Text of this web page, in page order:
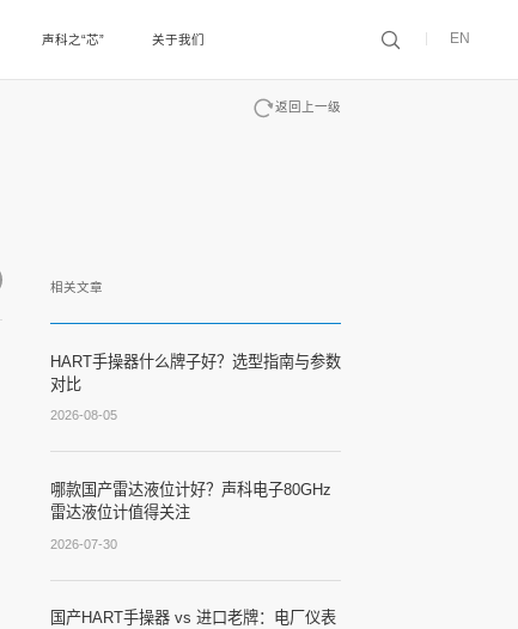
声科之“芯” 关于我们 EN
返回上一级
相关文章
HART手操器什么牌子好？选型指南与参数
对比
2026-08-05
哪款国产雷达液位计好？声科电子80GHz
雷达液位计值得关注
2026-07-30
国产HART手操器 vs 进口老牌：电厂仪表